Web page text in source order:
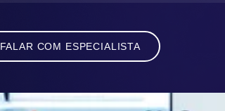
FALAR COM ESPECIALISTA